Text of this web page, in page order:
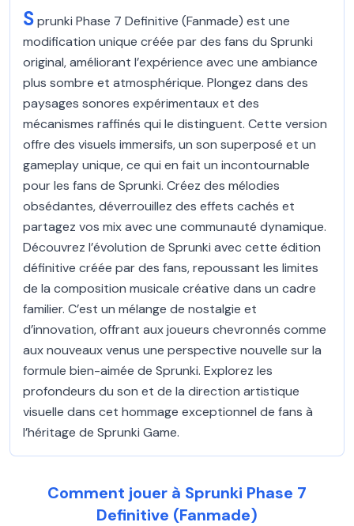
Sprunki Phase 7 Definitive (Fanmade) est une
modification unique créée par des fans du Sprunki
original, améliorant l’expérience avec une ambiance
plus sombre et atmosphérique. Plongez dans des
paysages sonores expérimentaux et des
mécanismes raffinés qui le distinguent. Cette version
offre des visuels immersifs, un son superposé et un
gameplay unique, ce qui en fait un incontournable
pour les fans de Sprunki. Créez des mélodies
obsédantes, déverrouillez des effets cachés et
partagez vos mix avec une communauté dynamique.
Découvrez l’évolution de Sprunki avec cette édition
définitive créée par des fans, repoussant les limites
de la composition musicale créative dans un cadre
familier. C’est un mélange de nostalgie et
d’innovation, offrant aux joueurs chevronnés comme
aux nouveaux venus une perspective nouvelle sur la
formule bien-aimée de Sprunki. Explorez les
profondeurs du son et de la direction artistique
visuelle dans cet hommage exceptionnel de fans à
l’héritage de Sprunki Game.
Comment jouer à Sprunki Phase 7
Definitive (Fanmade)